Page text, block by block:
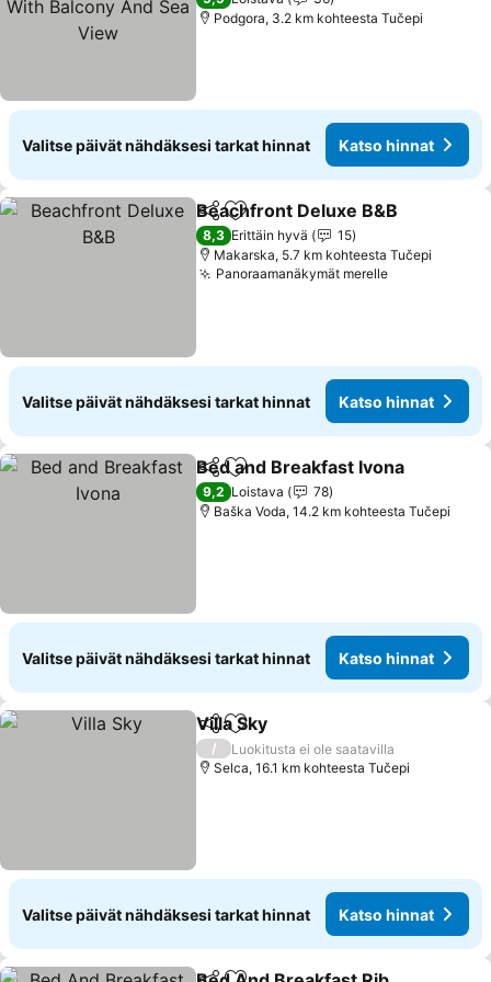
Podgora, 3.2 km kohteesta Tučepi
Valitse päivät nähdäksesi tarkat hinnat Katso hinnat
Jaa Lisää suosikkeihin
Beachfront Deluxe B&B
8,3 Erittäin hyvä
15
Makarska, 5.7 km kohteesta Tučepi
Panoraamanäkymät merelle
Valitse päivät nähdäksesi tarkat hinnat Katso hinnat
Jaa Lisää suosikkeihin
Bed and Breakfast Ivona
9,2 Loistava
78
Baška Voda, 14.2 km kohteesta Tučepi
Valitse päivät nähdäksesi tarkat hinnat Katso hinnat
Jaa Lisää suosikkeihin
Villa Sky
/
Luokitusta ei ole saatavilla
Selca, 16.1 km kohteesta Tučepi
Valitse päivät nähdäksesi tarkat hinnat Katso hinnat